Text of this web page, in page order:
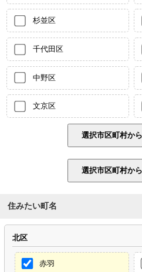
杉並区
千代田区
中野区
文京区
住みたい町名
北区
赤羽